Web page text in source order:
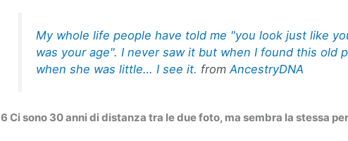
My whole life people have told me "you look just like
was your age". I never saw it but when I found this old
when she was little… I see it. fromAncestryDNA
6 Ci sono 30 anni di distanza tra le due foto, ma sembra la stessa